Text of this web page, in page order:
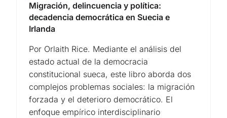
Migración, delincuencia y política:
decadencia democrática en Suecia e
Irlanda
Por Orlaith Rice. Mediante el análisis del
estado actual de la democracia
constitucional sueca, este libro aborda dos
complejos problemas sociales: la migración
forzada y el deterioro democrático. El
enfoque empírico interdisciplinario